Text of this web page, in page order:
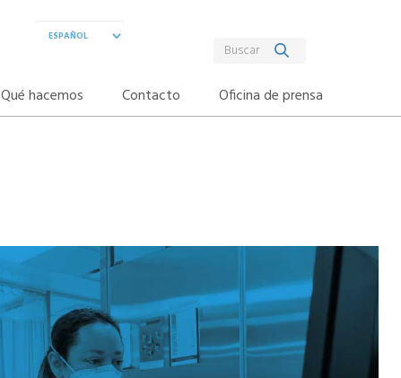
Qué hacemos Contacto Oficina de prensa